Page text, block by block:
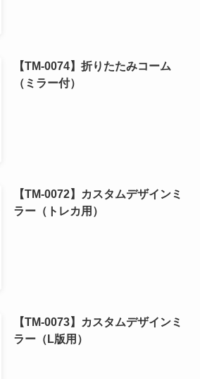
【TM-0074】折りたたみコーム
（ミラー付）
【TM-0072】カスタムデザインミ
ラー（トレカ用）
【TM-0073】カスタムデザインミ
ラー（L版用）